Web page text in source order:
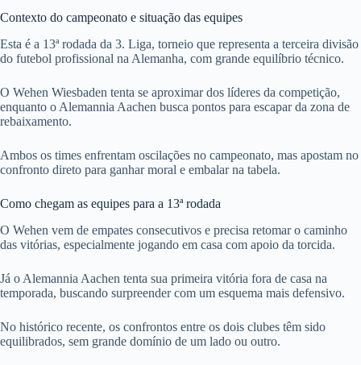
Contexto do campeonato e situação das equipes
Esta é a 13ª rodada da 3. Liga, torneio que representa a terceira divisão
do futebol profissional na Alemanha, com grande equilíbrio técnico.
O Wehen Wiesbaden tenta se aproximar dos líderes da competição,
enquanto o Alemannia Aachen busca pontos para escapar da zona de
rebaixamento.
Ambos os times enfrentam oscilações no campeonato, mas apostam no
confronto direto para ganhar moral e embalar na tabela.
Como chegam as equipes para a 13ª rodada
O Wehen vem de empates consecutivos e precisa retomar o caminho
das vitórias, especialmente jogando em casa com apoio da torcida.
Já o Alemannia Aachen tenta sua primeira vitória fora de casa na
temporada, buscando surpreender com um esquema mais defensivo.
No histórico recente, os confrontos entre os dois clubes têm sido
equilibrados, sem grande domínio de um lado ou outro.